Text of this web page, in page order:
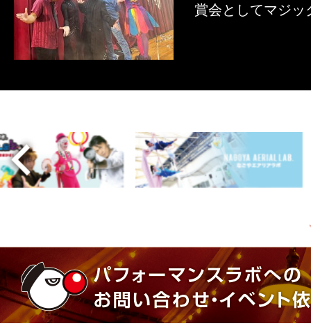
賞会としてマジッ